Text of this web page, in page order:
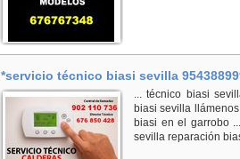
*servicio técnico biasi sevilla
... técnico biasi
biasi sevilla
biasi en el garrobo
sevilla reparación